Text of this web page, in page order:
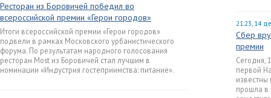
Ресторан из Боровичей победил во
всероссийской премии «Герои городов»
Итоги всероссийской премии «Герои городов»
подвели в рамках Московского урбанистического
форума. По результатам народного голосования
ресторан Most из Боровичей стал лучшим в
номинации «Индустрия гостеприимства: питание».
21:23, 14
Сбер
премии
Сегодня,
первой
известны
прошла в